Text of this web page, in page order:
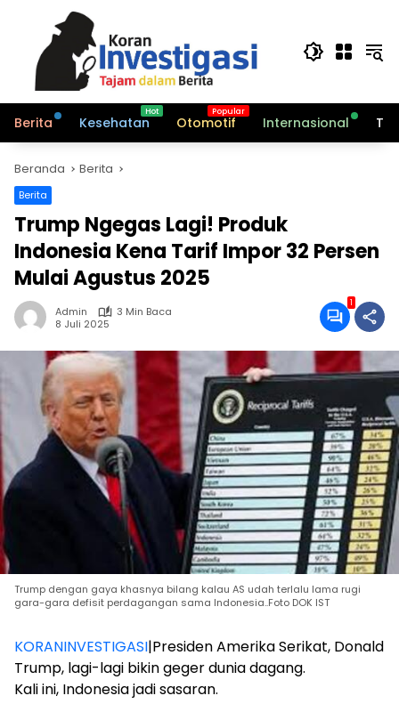
Berita Kesehatan Otomotif Internasional
Beranda Berita
Berita
Trump Ngegas Lagi! Produk
Indonesia Kena Tarif Impor 32 Persen
Mulai Agustus 2025
Admin
3 Min Baca
8 Juli 2025
1
Trump dengan gaya khasnya bilang kalau AS udah terlalu lama rugi
gara-gara defisit perdagangan sama Indonesia..Foto DOK IST
KORANINVESTIGASI|Presiden Amerika Serikat, Donald
Trump, lagi-lagi bikin geger dunia dagang.
Kali ini, Indonesia jadi sasaran.